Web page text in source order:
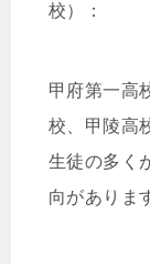
校）：
甲府第一高
校、甲陵高
生徒の多く
向がありま